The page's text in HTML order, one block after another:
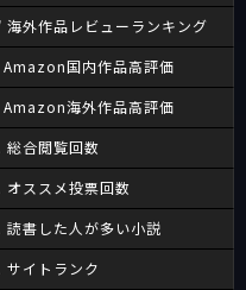
海外作品レビューランキング
Amazon国内作品高評価
Amazon海外作品高評価
総合閲覧回数
オススメ投票回数
読書した人が多い小説
サイトランク